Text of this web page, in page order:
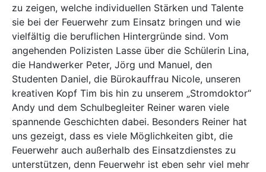
zu zeigen, welche individuellen Stärken und Talente
sie bei der Feuerwehr zum Einsatz bringen und wie
vielfältig die beruflichen Hintergründe sind. Vom
angehenden Polizisten Lasse über die Schülerin Lina,
die Handwerker Peter, Jörg und Manuel, den
Studenten Daniel, die Bürokauffrau Nicole, unseren
kreativen Kopf Tim bis hin zu unserem „Stromdoktor“
Andy und dem Schulbegleiter Reiner waren viele
spannende Geschichten dabei. Besonders Reiner hat
uns gezeigt, dass es viele Möglichkeiten gibt, die
Feuerwehr auch außerhalb des Einsatzdienstes zu
unterstützen, denn Feuerwehr ist eben sehr viel mehr